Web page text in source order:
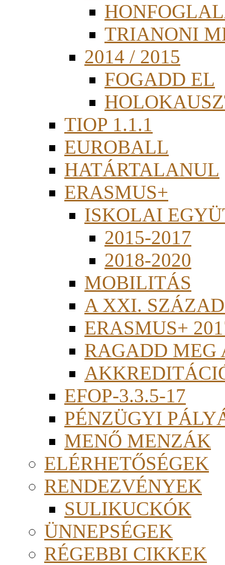
TRIANONI
2014 / 2015
FOGADD EL
TIOP 1.1.1
EUROBALL
HATÁRTALANUL
ERASMUS+
ISKOLAI
2015-2017
2018-2020
MOBILITÁS
A XXI.
ERASMUS+
RAGADD MEG
EFOP-3.3.5-17
PÉNZÜGYI
MENŐ MENZÁK
ELÉRHETŐSÉGEK
RENDEZVÉNYEK
SULIKUCKÓK
ÜNNEPSÉGEK
RÉGEBBI CIKKEK